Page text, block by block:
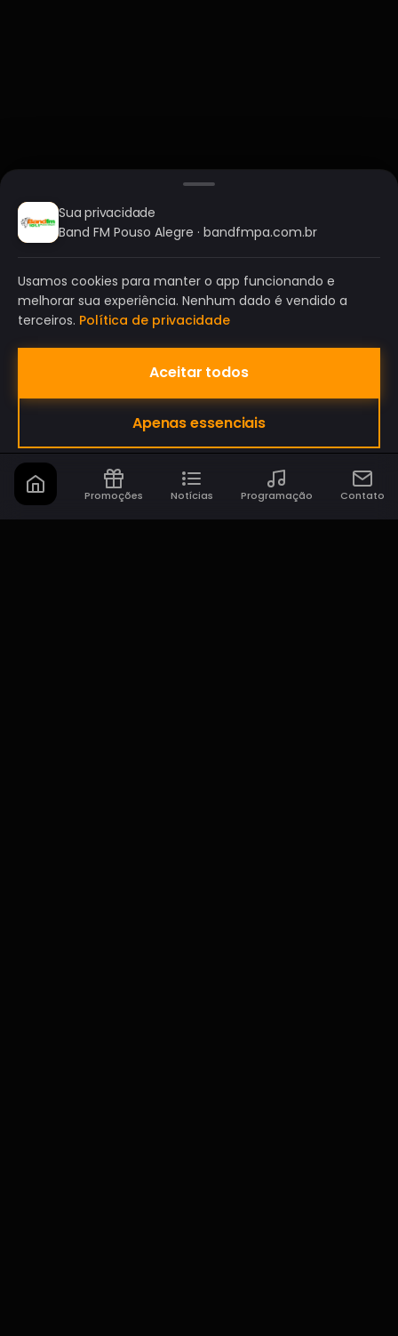
BAND FM POUSO ALEGRE
A SUA RÁDIO DO SEU JEITO!
Sua privacidade
Band FM Pouso Alegre · bandfmpa.com.br
Usamos cookies para manter o app funcionando e
melhorar sua experiência. Nenhum dado é vendido a
terceiros. Política de privacidade
Aceitar todos
Apenas essenciais
Promoções Notícias Programação Contato